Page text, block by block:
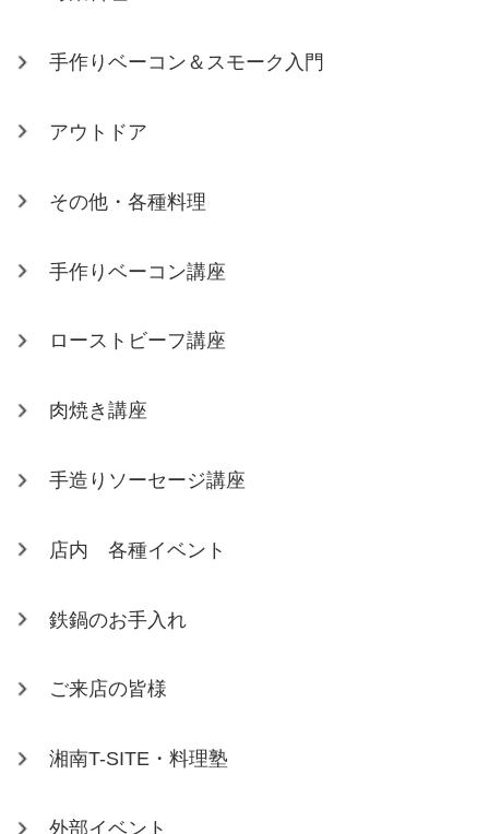
手作りベーコン＆スモーク入門
アウトドア
その他・各種料理
手作りベーコン講座
ローストビーフ講座
肉焼き講座
手造りソーセージ講座
店内 各種イベント
鉄鍋のお手入れ
ご来店の皆様
湘南T-SITE・料理塾
外部イベント